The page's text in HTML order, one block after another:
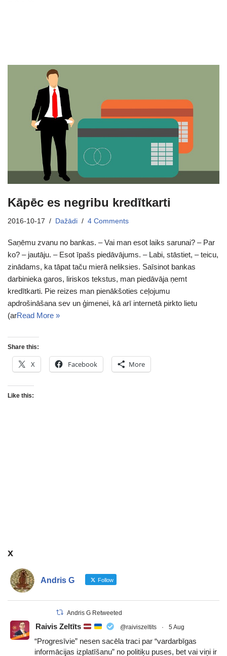
Kāpēc es negribu kredītkarti
2016-10-17 Dažādi 4 Comments
Saņēmu zvanu no bankas. – Vai man esot laiks sarunai? – Par
ko? – jautāju. – Esot īpašs piedāvājums. – Labi, stāstiet, – teicu,
zinādams, ka tāpat taču mierā neliksies. Saīsinot bankas
darbinieka garos, liriskos tekstus, man piedāvāja ņemt
kredītkarti. Pie reizes man pienākšoties ceļojumu
apdrošināšana sev un ģimenei, kā arī internetā pirkto lietu
(arRead More »
Share this:
X Facebook More
Like this:
x
Andris G Follow
Andris G Retweeted
Raivis Zeltīts @raiviszeltits · 5 Aug
“Progresīvie” nesen sacēla traci par “vardarbīgas
informācijas izplatīšanu” no politiķu puses, bet vai viņi ir